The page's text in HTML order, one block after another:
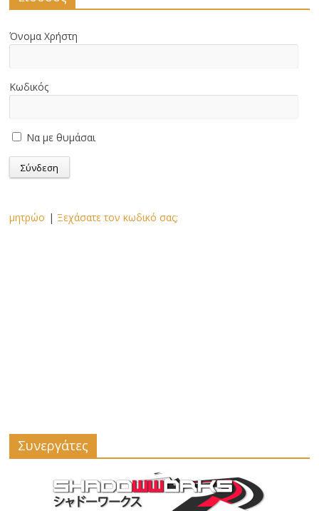
Όνομα Χρήστη
Κωδικός
Να με θυμάσαι
μητρώο | Ξεχάσατε τον κωδικό σας;
Συνεργάτες